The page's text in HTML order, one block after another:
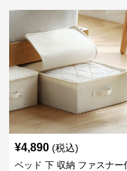
¥4,890 (税込)
ベッド 下 収納 ファスナー